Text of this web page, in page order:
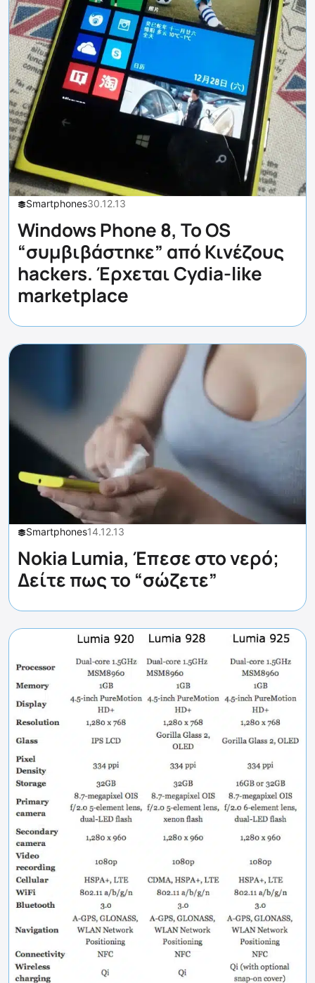
Smartphones30.12.13
Windows Phone 8, Το OS
“συμβιβάστηκε” από Κινέζους
hackers. Έρχεται Cydia-like
marketplace
Smartphones14.12.13
Nokia Lumia, Έπεσε στο νερό;
Δείτε πως το “σώζετε”